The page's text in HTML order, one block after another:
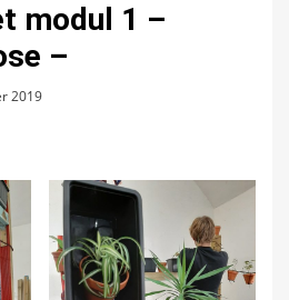
modul 1 –
–
2019